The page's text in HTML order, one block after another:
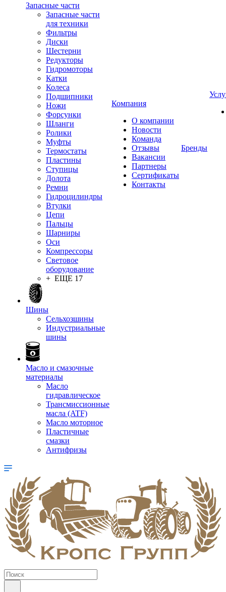
Запасные части
Запасные части
для техники
Фильтры
Диски
Шестерни
Редукторы
Гидромоторы
Катки
Колеса
Подшипники
Ножи
Форсунки
Шланги
Ролики
Муфты
Термостаты
Пластины
Ступицы
Долота
Ремни
Гидроцилиндры
Втулки
Цепи
Пальцы
Шарниры
Оси
Компрессоры
Световое
оборудование
+ ЕЩЕ 17
Шины
Сельхозшины
Индустриальные
шины
Масло и смазочные
материалы
Масло
гидравлическое
Трансмиссионные
масла (ATF)
Масло моторное
Пластичные
смазки
Антифризы
Компания
О компании
Новости
Команда
Отзывы
Вакансии
Партнеры
Сертификаты
Контакты
Бренды